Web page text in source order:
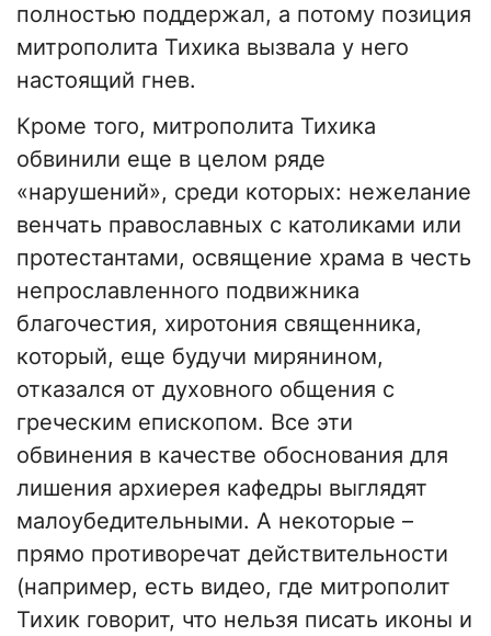
полностью поддержал, а потому позиция
митрополита Тихика вызвала у него
настоящий гнев.
Кроме того, митрополита Тихика
обвинили еще в целом ряде
«нарушений», среди которых: нежелание
венчать православных с католиками или
протестантами, освящение храма в честь
непрославленного подвижника
благочестия, хиротония священника,
который, еще будучи мирянином,
отказался от духовного общения с
греческим епископом. Все эти
обвинения в качестве обоснования для
лишения архиерея кафедры выглядят
малоубедительными. А некоторые –
прямо противоречат действительности
(например, есть видео, где митрополит
Тихик говорит, что нельзя писать иконы и